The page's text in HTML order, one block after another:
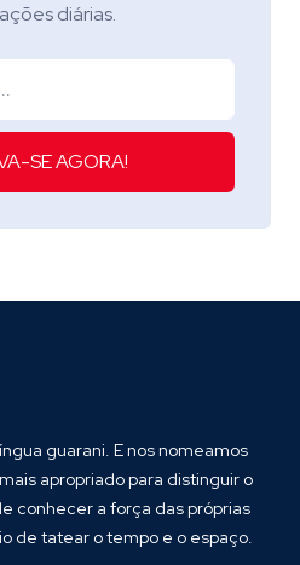
diárias.
SE AGORA!
guarani. E nos nomeamos
apropriado para distinguir o
conhecer a força das próprias
de tatear o tempo e o espaço.